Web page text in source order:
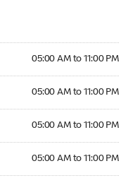
05:00 AM to 11:00 PM
05:00 AM to 11:00 PM
05:00 AM to 11:00 PM
05:00 AM to 11:00 PM